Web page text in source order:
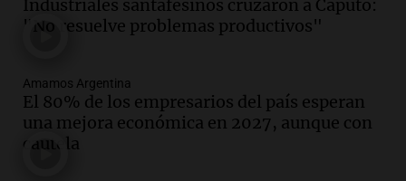
Episodios
edificios icónicos
Panorama Federal
Episodios
Audio.
Industriales santafesinos cruzaron a Caputo:
"No resuelve problemas productivos"
Amamos Argentina
El 80% de los empresarios del país esperan
una mejora económica en 2027, aunque con
cautela